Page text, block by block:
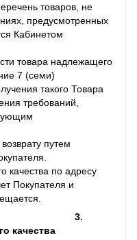
товаров, не
предусмотренных
Кабинетом
товара надлежащего
7 (семи)
такого Товара
требований,
путем
качества по адресу
Покупателя и
качества